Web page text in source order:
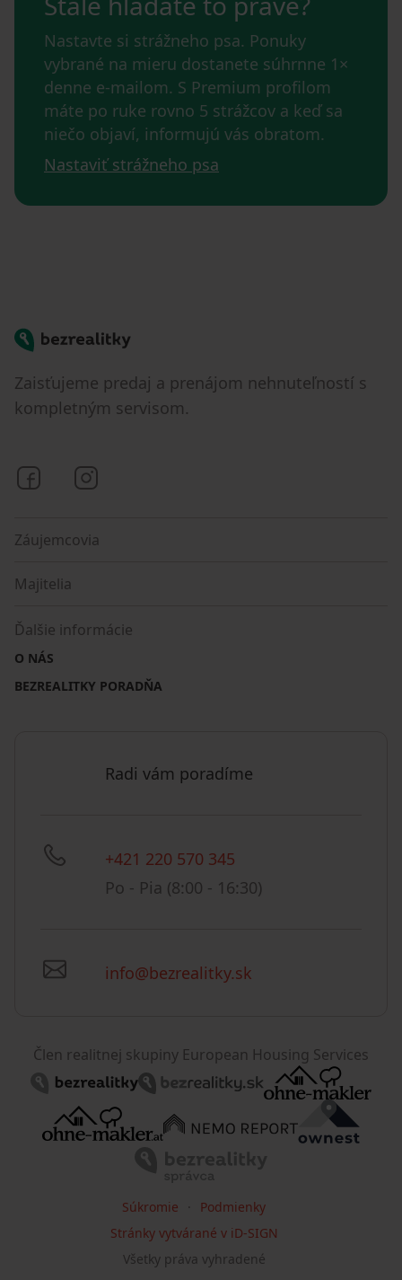
Nastavte si strážneho psa. Ponuky
vybrané na mieru dostanete súhrnne 1×
denne e-mailom. S Premium profilom
máte po ruke rovno 5 strážcov a keď sa
niečo objaví, informujú vás obratom.
Nastaviť strážneho psa
Bezrealitky
Zaisťujeme predaj a prenájom nehnuteľností s
kompletným servisom.
Bezrealitky na Facebooku
Záujemcovia
Majitelia
Ďalšie informácie
O NÁS
BEZREALITKY PORADŇA
Radi vám poradíme
+421 220 570 345
Po - Pia (8:00 - 16:30)
info@bezrealitky.sk
Člen realitnej skupiny European Housing Services
Všetky práva vyhradené
Súkromie
Podmienky
Stránky vytvárané v iD-SIGN